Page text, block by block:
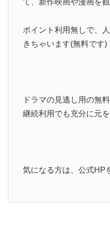
て、新作映画や漫画を
ポイント利用無しで、
きちゃいます(無料です)
ドラマの見逃し用の無
継続利用でも充分に元
気になる方は、公式HP